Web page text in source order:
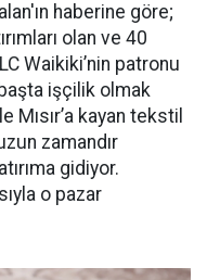
haberine göre;
olan ve 40
Waikiki’nin patronu
işçilik olmak
kayan tekstil
zamandır
gidiyor.
o pazar